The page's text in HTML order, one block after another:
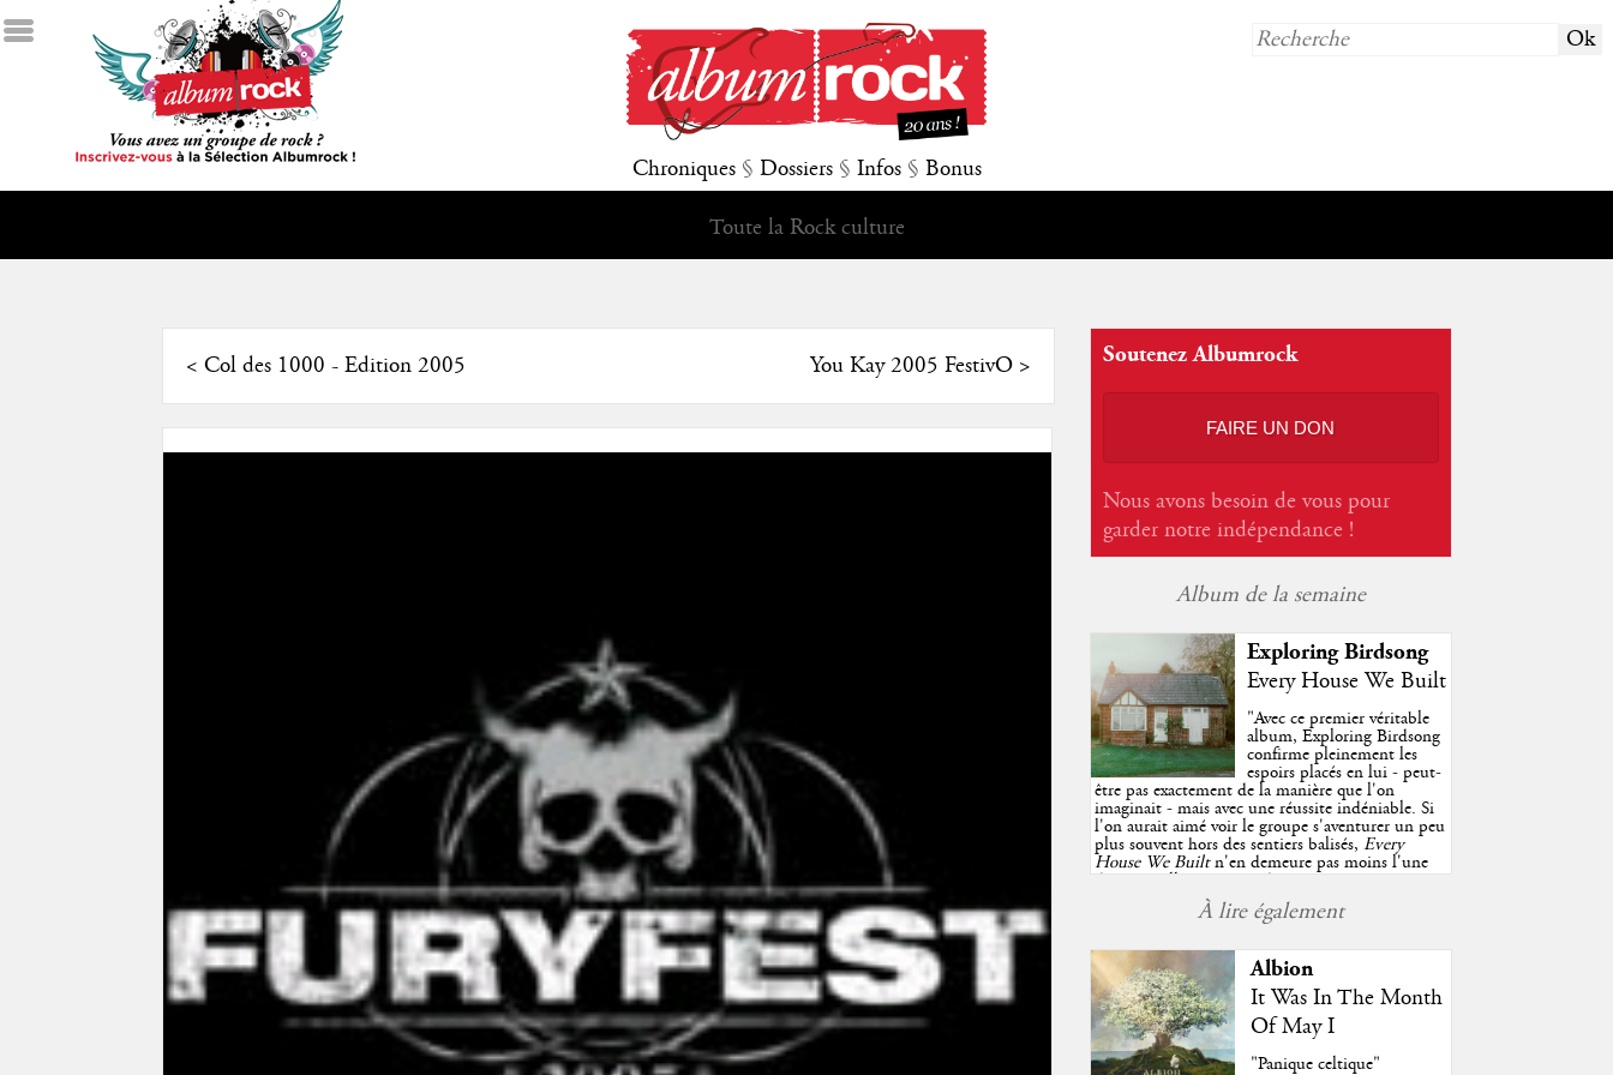
Chroniques § Dossiers § Infos § Bonus
Toute la Rock culture
< Col des 1000 - Edition 2005 You Kay 2005 FestivO> Soutenez Albumrock
FAIRE UN DON
Nous avons besoin de vous pour
garder notre indépendance !
Album de la semaine
Exploring Birdsong
Every House We Built
"Avec ce premier véritable
album, Exploring Birdsong
confirme pleinement les
espoirs placés en lui - peut-
être pas exactement de la manière que l'on
imaginait - mais avec une réussite indéniable. Si
l'on aurait aimé voir le groupe s'aventurer un peu
plus souvent hors des sentiers balisés,Every
House We Builtn'en demeure pas moins l'une
des très belles surprises de cette année, porté par
plusieurs morceaux qui trouveront sans difficulté
une place de choix dans vos playlists estivales.
À lire également
Albion
It Was In The Month
Of May I
"Panique celtique"